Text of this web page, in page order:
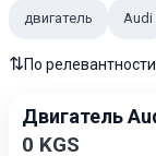
двигатель Audi
⇅По релевантности
Двигатель
0 KGS